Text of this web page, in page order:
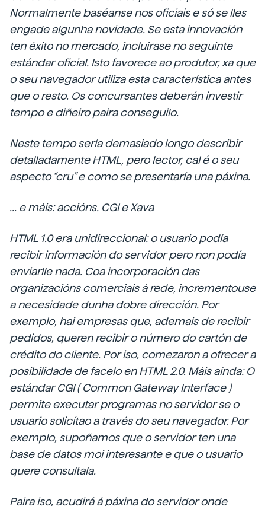
Normalmente baséanse nos oficiais e só se lles
engade algunha novidade. Se esta innovación
ten éxito no mercado, incluirase no seguinte
estándar oficial. Isto favorece ao produtor, xa que
o seu navegador utiliza esta característica antes
que o resto. Os concursantes deberán investir
tempo e diñeiro paira conseguilo.
Neste tempo sería demasiado longo describir
detalladamente HTML, pero lector, cal é o seu
aspecto “cru” e como se presentaría una páxina.
... e máis: accións. CGI e Xava
HTML 1.0 era unidireccional: o usuario podía
recibir información do servidor pero non podía
enviarlle nada. Coa incorporación das
organizacións comerciais á rede, incrementouse
a necesidade dunha dobre dirección. Por
exemplo, hai empresas que, ademais de recibir
pedidos, queren recibir o número do cartón de
crédito do cliente. Por iso, comezaron a ofrecer a
posibilidade de facelo en HTML 2.0. Máis aínda: O
estándar CGI (Common Gateway Interface)
permite executar programas no servidor se o
usuario solicítao a través do seu navegador. Por
exemplo, supoñamos que o servidor ten una
base de datos moi interesante e que o usuario
quere consultala.
Paira iso, acudirá á páxina do servidor onde